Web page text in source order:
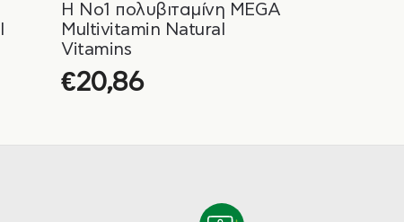
Η Νο1 πολυβιταμίνη MEGA
Multivitamin Natural
Vitamins
€20,86